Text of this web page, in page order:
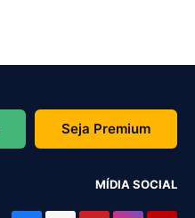
Seja Premium
MÍDIA SOCIAL